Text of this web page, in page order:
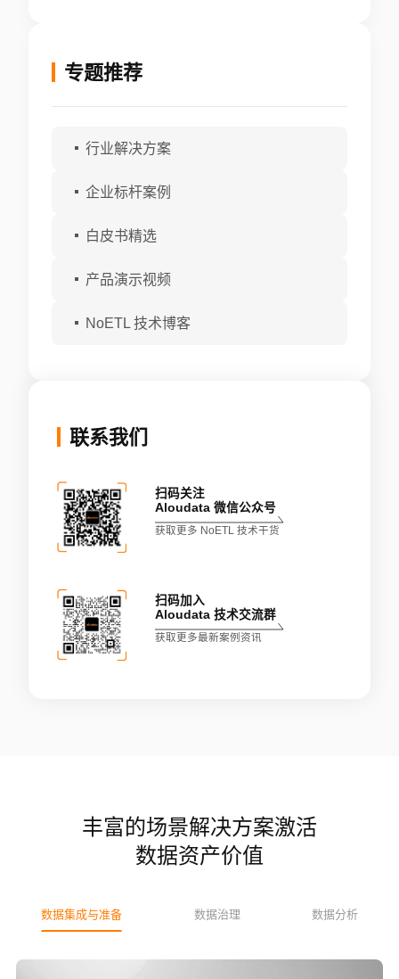
专题推荐
行业解决方案
企业标杆案例
白皮书精选
产品演示视频
NoETL 技术博客
联系我们
扫码关注
Aloudata 微信公众号
获取更多 NoETL 技术干货
扫码加入
Aloudata 技术交流群
获取更多最新案例资讯
丰富的场景解决方案激活
数据资产价值
数据集成与准备 数据治理 数据分析